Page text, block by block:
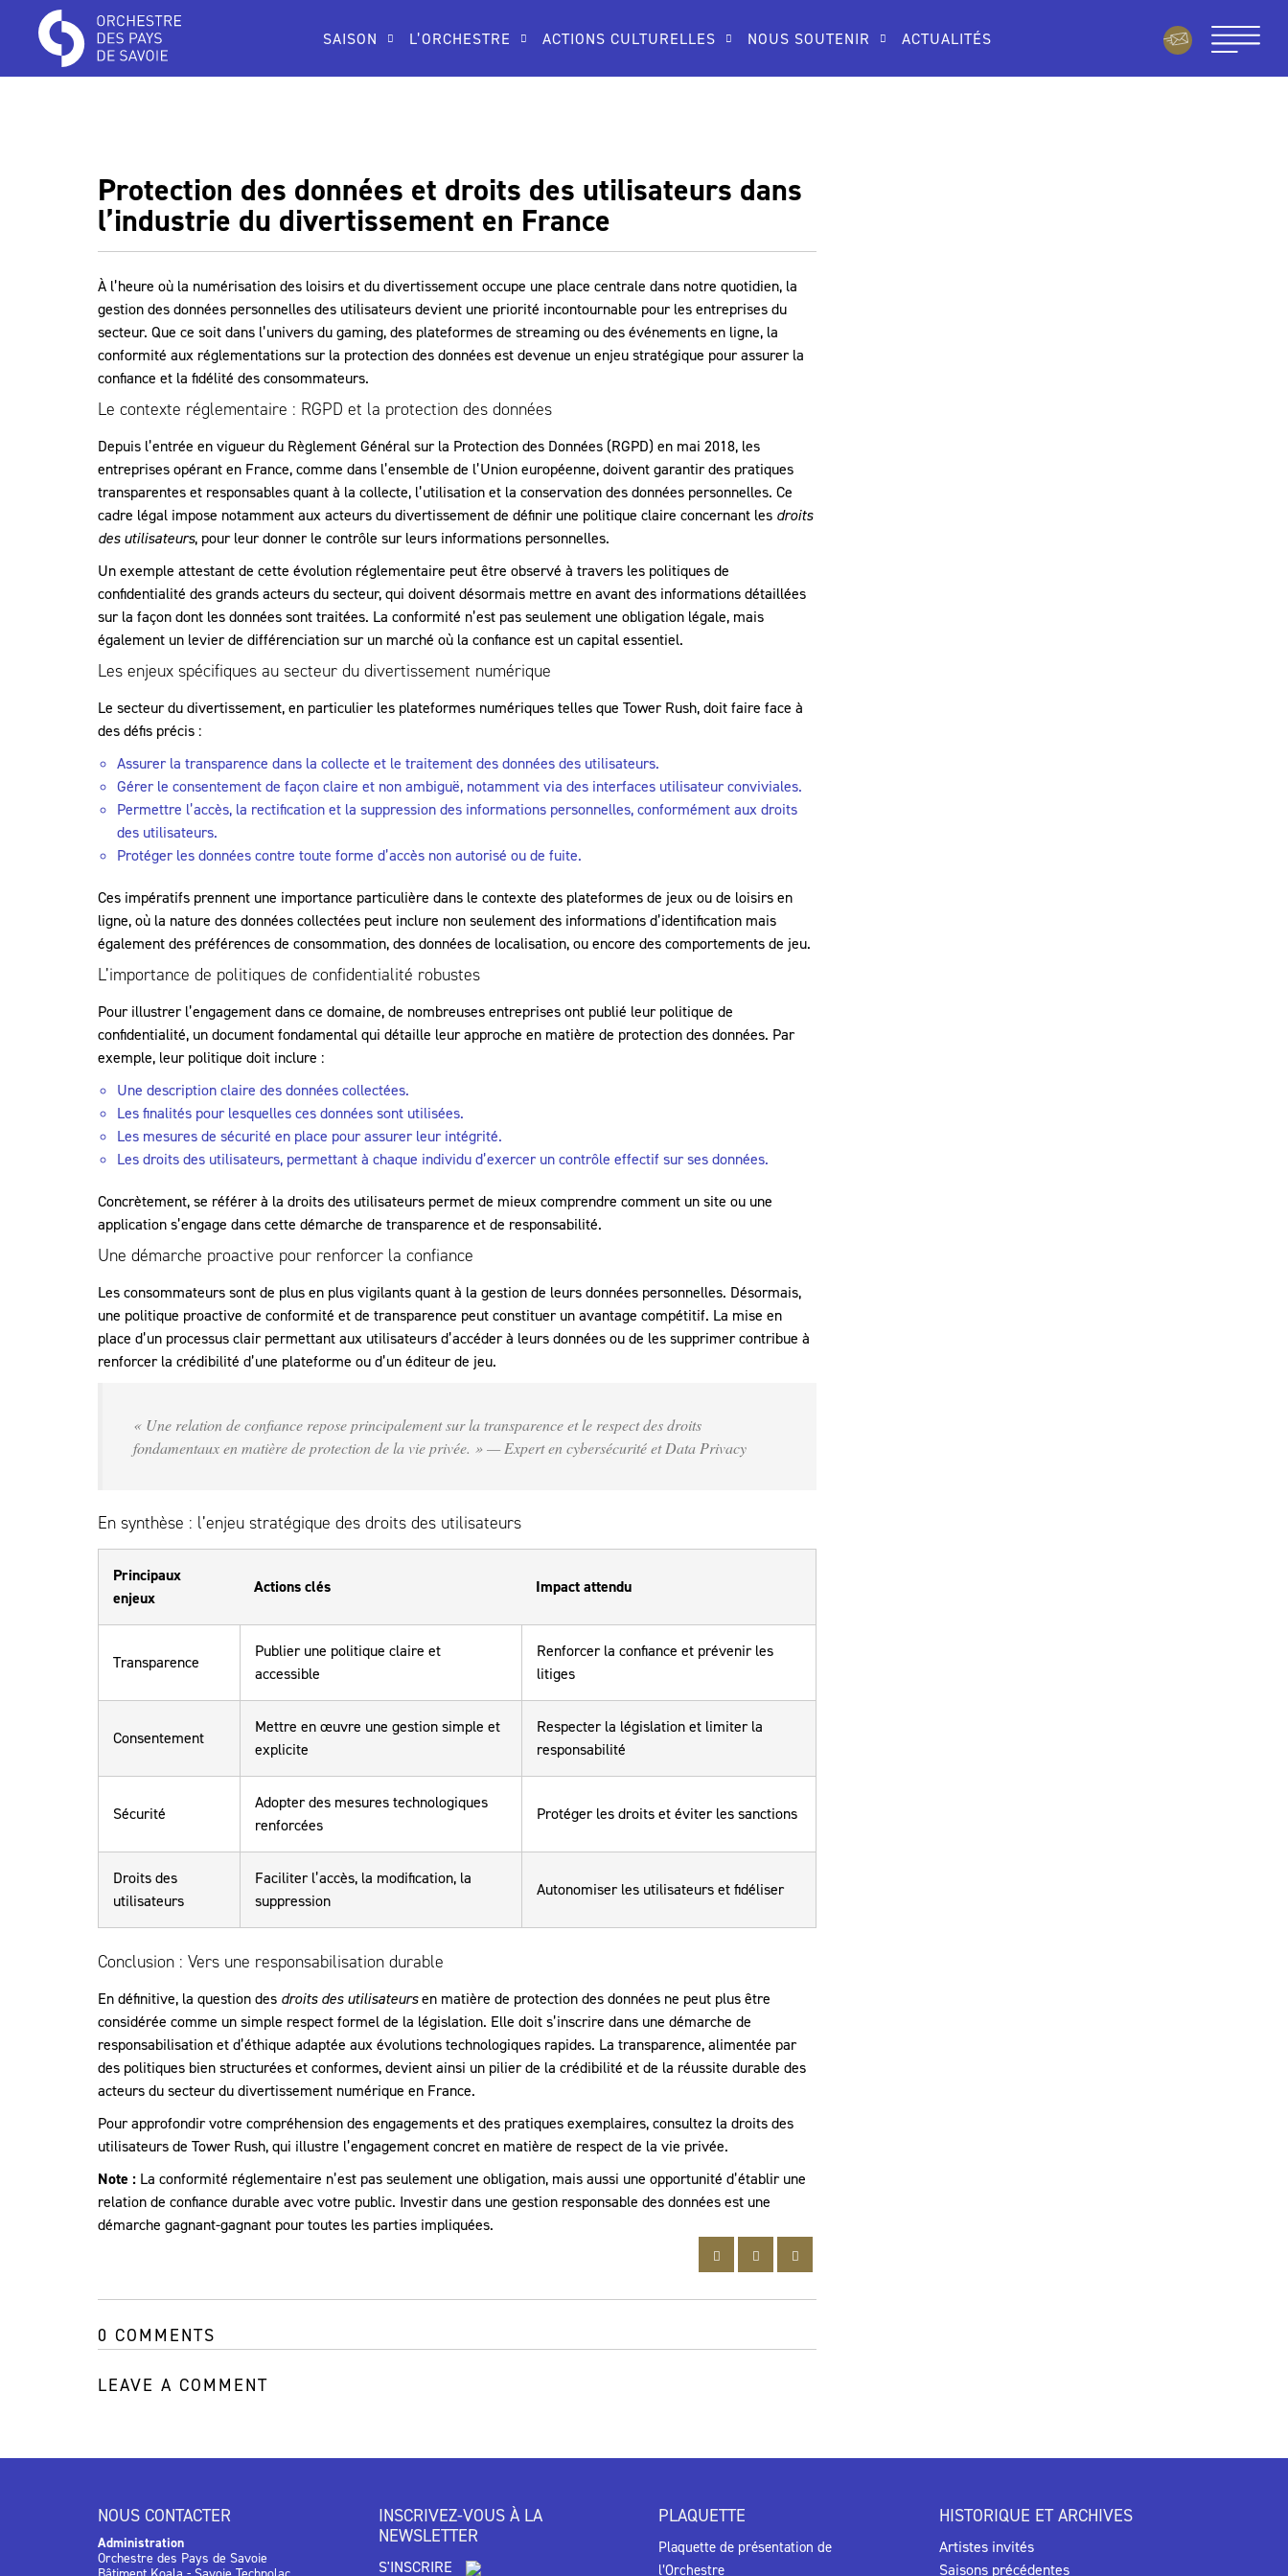
SAISON L’ORCHESTRE ACTIONS CULTURELLES NOUS SOUTENIR ACTUALITÉS
Protection des données et droits des utilisateurs dans
l’industrie du divertissement en France
À l’heure où la numérisation des loisirs et du divertissement occupe une place centrale dans notre quotidien, la
gestion des données personnelles des utilisateurs devient une priorité incontournable pour les entreprises du
secteur. Que ce soit dans l’univers du gaming, des plateformes de streaming ou des événements en ligne, la
conformité aux réglementations sur la protection des données est devenue un enjeu stratégique pour assurer la
confiance et la fidélité des consommateurs.
Le contexte réglementaire : RGPD et la protection des données
Depuis l’entrée en vigueur du Règlement Général sur la Protection des Données (RGPD) en mai 2018, les
entreprises opérant en France, comme dans l’ensemble de l’Union européenne, doivent garantir des pratiques
transparentes et responsables quant à la collecte, l’utilisation et la conservation des données personnelles. Ce
cadre légal impose notamment aux acteurs du divertissement de définir une politique claire concernant les droits
des utilisateurs, pour leur donner le contrôle sur leurs informations personnelles.
Un exemple attestant de cette évolution réglementaire peut être observé à travers les politiques de
confidentialité des grands acteurs du secteur, qui doivent désormais mettre en avant des informations détaillées
sur la façon dont les données sont traitées. La conformité n’est pas seulement une obligation légale, mais
également un levier de différenciation sur un marché où la confiance est un capital essentiel.
Les enjeux spécifiques au secteur du divertissement numérique
Le secteur du divertissement, en particulier les plateformes numériques telles que Tower Rush, doit faire face à
des défis précis :
Assurer la transparence dans la collecte et le traitement des données des utilisateurs.
Gérer le consentement de façon claire et non ambiguë, notamment via des interfaces utilisateur conviviales.
Permettre l’accès, la rectification et la suppression des informations personnelles, conformément aux droits
des utilisateurs.
Protéger les données contre toute forme d’accès non autorisé ou de fuite.
Ces impératifs prennent une importance particulière dans le contexte des plateformes de jeux ou de loisirs en
ligne, où la nature des données collectées peut inclure non seulement des informations d’identification mais
également des préférences de consommation, des données de localisation, ou encore des comportements de jeu.
L’importance de politiques de confidentialité robustes
Pour illustrer l’engagement dans ce domaine, de nombreuses entreprises ont publié leur politique de
confidentialité, un document fondamental qui détaille leur approche en matière de protection des données. Par
exemple, leur politique doit inclure :
Une description claire des données collectées.
Les finalités pour lesquelles ces données sont utilisées.
Les mesures de sécurité en place pour assurer leur intégrité.
Les droits des utilisateurs, permettant à chaque individu d’exercer un contrôle effectif sur ses données.
Concrètement, se référer à la droits des utilisateurs permet de mieux comprendre comment un site ou une
application s’engage dans cette démarche de transparence et de responsabilité.
Une démarche proactive pour renforcer la confiance
Les consommateurs sont de plus en plus vigilants quant à la gestion de leurs données personnelles. Désormais,
une politique proactive de conformité et de transparence peut constituer un avantage compétitif. La mise en
place d’un processus clair permettant aux utilisateurs d’accéder à leurs données ou de les supprimer contribue à
renforcer la crédibilité d’une plateforme ou d’un éditeur de jeu.
« Une relation de confiance repose principalement sur la transparence et le respect des droits
fondamentaux en matière de protection de la vie privée. » — Expert en cybersécurité et Data Privacy
En synthèse : l’enjeu stratégique des droits des utilisateurs
Principaux
enjeux
Actions clés Impact attendu
Transparence
Publier une politique claire et
accessible
Renforcer la confiance et prévenir les
litiges
Consentement
Mettre en œuvre une gestion simple et
explicite
Respecter la législation et limiter la
responsabilité
Sécurité
Adopter des mesures technologiques
renforcées
Protéger les droits et éviter les sanctions
Droits des
utilisateurs
Faciliter l’accès, la modification, la
suppression
Autonomiser les utilisateurs et fidéliser
Conclusion : Vers une responsabilisation durable
En définitive, la question des droits des utilisateursen matière de protection des données ne peut plus être
considérée comme un simple respect formel de la législation. Elle doit s’inscrire dans une démarche de
responsabilisation et d’éthique adaptée aux évolutions technologiques rapides. La transparence, alimentée par
des politiques bien structurées et conformes, devient ainsi un pilier de la crédibilité et de la réussite durable des
acteurs du secteur du divertissement numérique en France.
Pour approfondir votre compréhension des engagements et des pratiques exemplaires, consultez la droits des
utilisateurs de Tower Rush, qui illustre l’engagement concret en matière de respect de la vie privée.
Note : La conformité réglementaire n’est pas seulement une obligation, mais aussi une opportunité d’établir une
relation de confiance durable avec votre public. Investir dans une gestion responsable des données est une
démarche gagnant-gagnant pour toutes les parties impliquées.
0 COMMENTS
LEAVE A COMMENT
NOUS CONTACTER
Administration
Orchestre des Pays de Savoie
INSCRIVEZ-VOUS À LA
NEWSLETTER
S'INSCRIRE
PLAQUETTE
Plaquette de présentation de
l’Orchestre
HISTORIQUE ET ARCHIVES
Artistes invités
Saisons précédentes